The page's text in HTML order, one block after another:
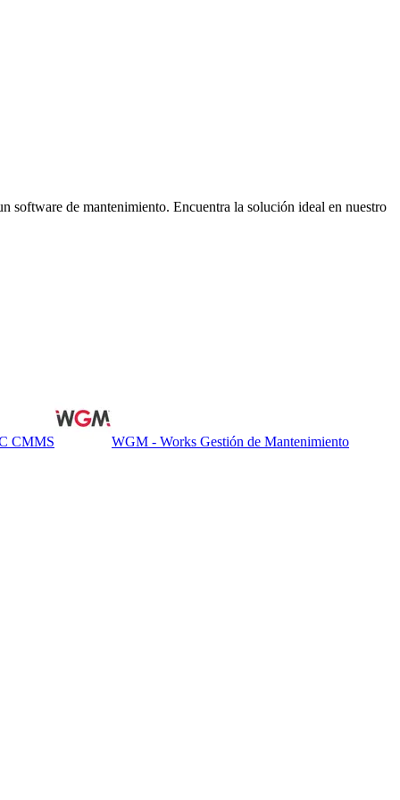
software de mantenimiento. Encuentra la solución ideal en nuestro
CMMS WGM - Works Gestión de Mantenimiento